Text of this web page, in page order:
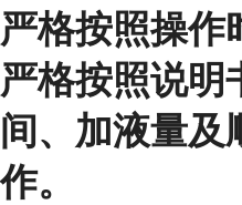
严格按照操作
严格按照说明
间、加液量及
作。